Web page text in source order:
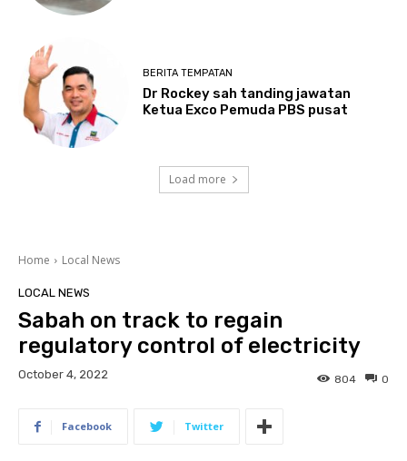
BERITA TEMPATAN
Dr Rockey sah tanding jawatan
Ketua Exco Pemuda PBS pusat
Load more